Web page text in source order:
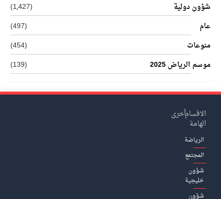
شؤون دولية
(1٬427)
عام
(497)
منوعات
(454)
موسم الرياض 2025
(139)
الاقسام
الهامة
الرياضة
المجتمع
شؤون
خليجية
شؤون
أخرى